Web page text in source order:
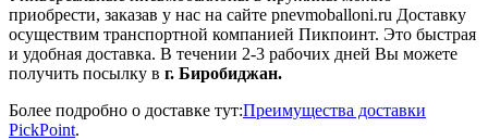
приобрести, заказав у нас на сайте pnevmoballoni.ru Доставку
осуществим транспортной компанией Пикпоинт. Это быстрая
и удобная доставка. В течении 2-3 рабочих дней Вы можете
получить посылку в г. Биробиджан.
Более подробно о доставке тут:Преимущества доставки
PickPoint.